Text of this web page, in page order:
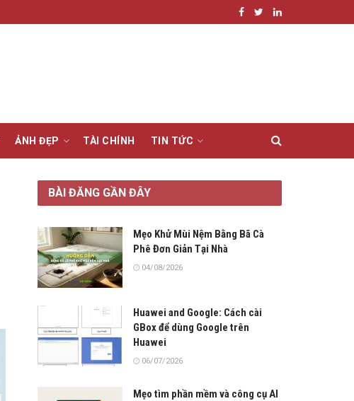
ẢNH ĐẸP TÀI CHÍNH TIN TỨC
BÀI ĐĂNG GẦN ĐÂY
Mẹo Khử Mùi Nệm Bằng Bã Cà
Phê Đơn Giản Tại Nhà
04/08/2026
Huawei and Google: Cách cài
GBox để dùng Google trên
Huawei
06/07/2026
Mẹo tìm phần mềm và công cụ AI